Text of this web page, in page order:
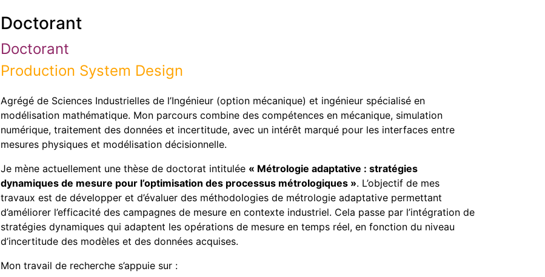
Doctorant
Doctorant
Production System Design
Agrégé de Sciences Industrielles de l’Ingénieur (option mécanique) et ingénieur spécialisé en
modélisation mathématique. Mon parcours combine des compétences en mécanique, simulation
numérique, traitement des données et incertitude, avec un intérêt marqué pour les interfaces entre
mesures physiques et modélisation décisionnelle.
Je mène actuellement une thèse de doctorat intitulée « Métrologie adaptative : stratégies
dynamiques de mesure pour l’optimisation des processus métrologiques ». L’objectif de mes
travaux est de développer et d’évaluer des méthodologies de métrologie adaptative permettant
d’améliorer l’efficacité des campagnes de mesure en contexte industriel. Cela passe par l’intégration de
stratégies dynamiques qui adaptent les opérations de mesure en temps réel, en fonction du niveau
d’incertitude des modèles et des données acquises.
Mon travail de recherche s’appuie sur :